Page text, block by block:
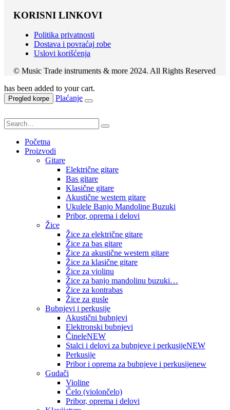
KORISNI LINKOVI
Politika privatnosti
Dostava i povraćaj robe
Uslovi korišćenja
© Music Trade instruments & more 2024. All Rights Reserved
has been added to your cart.
Pregled korpe Plaćanje
Početna
Proizvodi
Gitare
Električne gitare
Bas gitare
Klasične gitare
Akustične western gitare
Ukulele Banjo Mandoline Buzuki
Pribor, oprema i delovi
Žice
Žice za električne gitare
Žice za bas gitare
Žice za akustične western gitare
Žice za klasične gitare
Žice za violinu
Žice za banjo mandolinu buzuki…
Žice za kontrabas
Žice za gusle
Bubnjevi i perkusije
Akustični bubnjevi
Elektronski bubnjevi
ČineleNEW
Stalci i delovi za bubnjeve i perkusijeNEW
Perkusije
Pribor i oprema za bubnjeve i perkusijenew
Gudači
Violine
Čelo (violončelo)
Pribor, oprema i delovi